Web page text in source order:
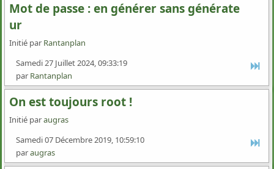
Mot de passe : en générer sans générate
ur
Initié par Rantanplan
Samedi 27 Juillet 2024, 09:33:19
par Rantanplan
On est toujours root !
Initié paraugras
Samedi 07 Décembre 2019, 10:59:10
paraugras